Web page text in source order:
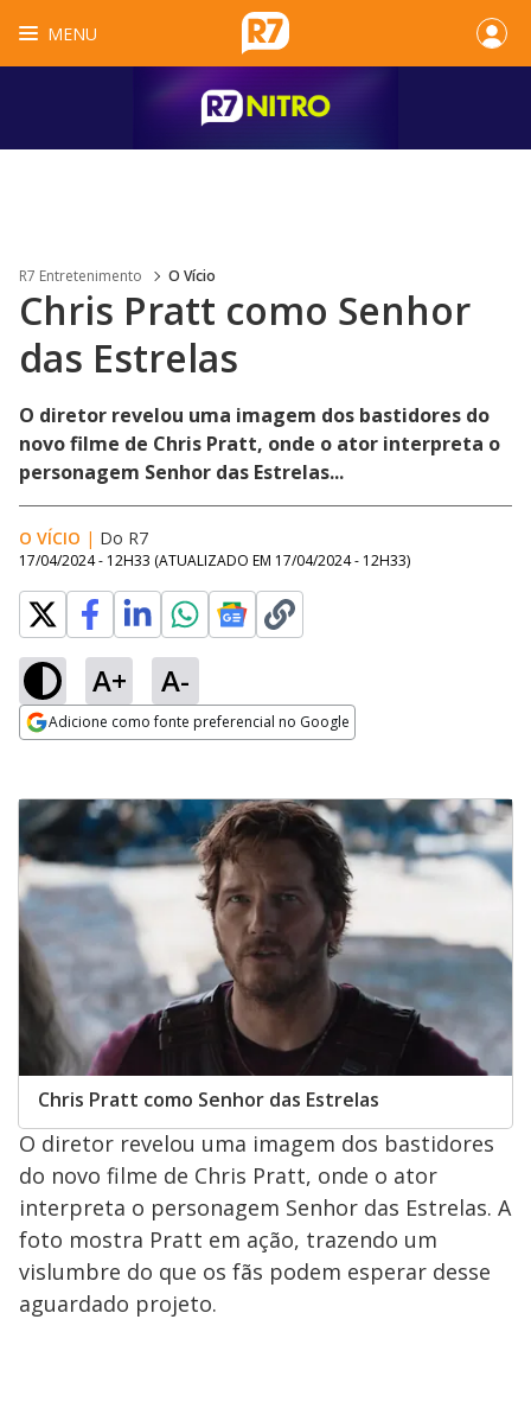
MENU
R7 Entretenimento O Vício
Chris Pratt como Senhor
das Estrelas
O diretor revelou uma imagem dos bastidores do
novo filme de Chris Pratt, onde o ator interpreta o
personagem Senhor das Estrelas...
O VÍCIO | Do R7
17/04/2024 - 12H33 (ATUALIZADO EM 17/04/2024 - 12H33)
A+ A-
Adicione como fonte preferencial no Google
Chris Pratt como Senhor das Estrelas
O diretor revelou uma imagem dos bastidores
do novo filme de Chris Pratt, onde o ator
interpreta o personagem Senhor das Estrelas. A
foto mostra Pratt em ação, trazendo um
vislumbre do que os fãs podem esperar desse
aguardado projeto.